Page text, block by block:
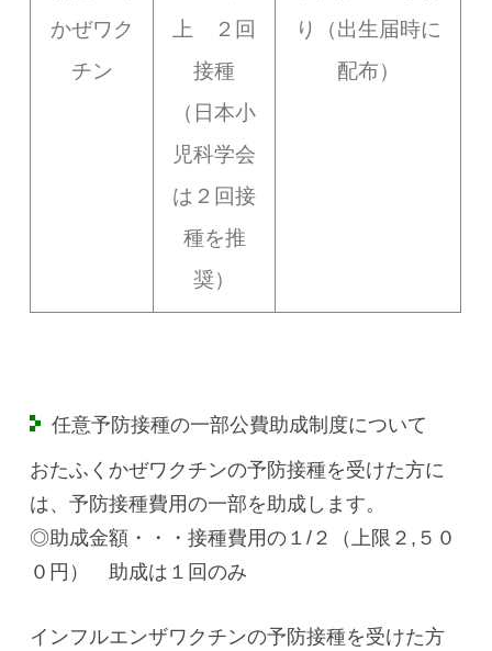
かぜワク
チン
上 ２回
接種
（日本小
児科学会
は２回接
種を推
奨）
り（出生届時に
配布）
任意予防接種の一部公費助成制度について
おたふくかぜワクチンの予防接種を受けた方に
は、予防接種費用の一部を助成します。
◎助成金額・・・接種費用の１/２（上限２,５０
０円） 助成は１回のみ
インフルエンザワクチンの予防接種を受けた方